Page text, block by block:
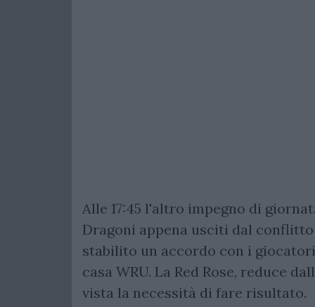
Alle 17:45 l'altro impegno di
Dragoni appena usciti dal
stabilito un accordo con i
casa WRU. La Red Rose, reduce
vista la necessità di fare risultato.